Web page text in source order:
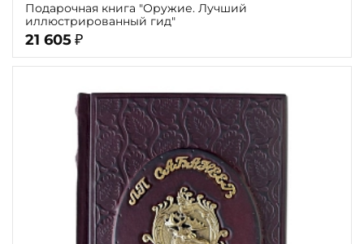
Подарочная книга "Оружие. Лучший
иллюстрированный гид"
21 605 ₽